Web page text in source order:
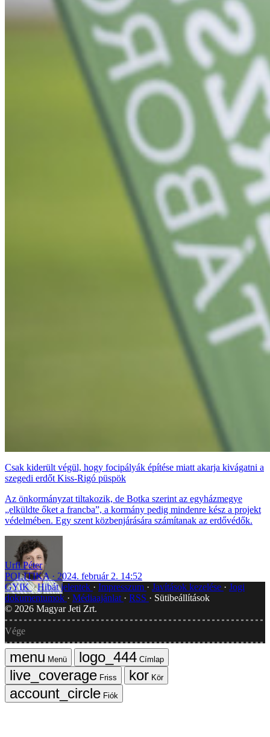
Csak kiderült végül, hogy focipályák építése miatt akarja kivágatni a
szegedi erdőt Kiss-Rigó püspök
Az önkormányzat tiltakozik, de Botka szerint az egyházmegye
„elküldte őket a francba”, a kormány pedig mindenre kész a projekt
védelmében. Egy szent közbenjárására számítanak az erdővédők.
Urfi Péter
POLITIKA
2024. február 2. 14:52
GYIK Hibát jelentek Impresszum Javítások kezelése
Jogi
dokumentumok
Médiaajánlat RSS
Sütibeállítások
© 2026 Magyar Jeti Zrt.
Vége
Menü
Címlap
Friss
Kör
Fiók